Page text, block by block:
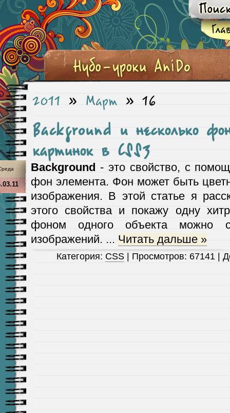
2011 » Март » 16
Background и несколько
картинок в CSS3
Background - это свойство, с
фон элемента. Фон может быть
изображения. В этой статье я
этого свойства и покажу одну
фоном одного объекта можно
изображений. ... Читать дальше »
Категория: CSS | Просмотров: 67141 |